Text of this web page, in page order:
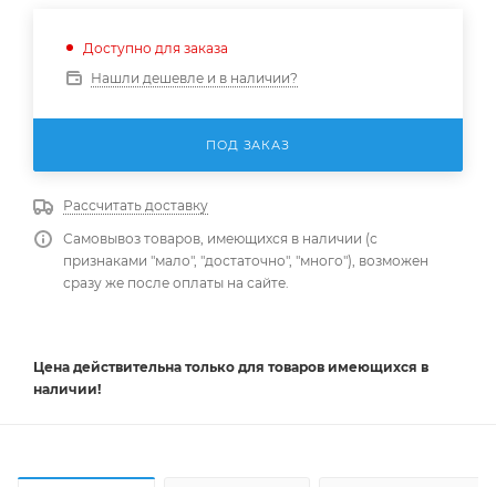
Доступно для заказа
Нашли дешевле и в наличии?
ПОД ЗАКАЗ
Рассчитать доставку
Самовывоз товаров, имеющихся в наличии (с
признаками "мало", "достаточно", "много"), возможен
сразу же после оплаты на сайте.
Цена действительна только для товаров имеющихся в
наличии!